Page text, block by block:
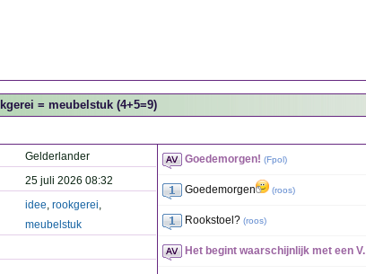
= meubelstuk (4+5=9)
Gelderlander
25 juli 2026 08:32
idee, rookgerei,
meubelstuk
Goedemorgen! (Fpol)
Goedemorgen (roos)
Rookstoel? (roos)
Het begint waarschijnlijk met een V.